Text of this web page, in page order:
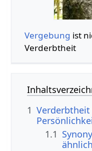
Vergebung ist
Verderbtheit
1 Verderbtheit
1.1